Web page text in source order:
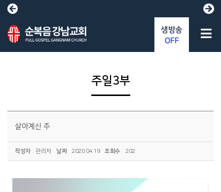
주일3부
살아계신 주
작성자 관리자 날짜 2020.04.19 조회수 202
생방송
OFF